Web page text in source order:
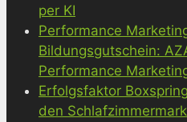
per KI
Performance
Bildungsgutschein:
Performance
Erfolgsfaktor
den